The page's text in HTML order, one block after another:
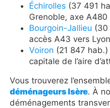
Échirolles (37 491
Grenoble, axe A480
Bourgoin-Jallieu (30
accès A43 vers Lyon
Voiron (21 847
capitale de l’aire
Vous trouverez
déménageurs Isère. À
déménagements